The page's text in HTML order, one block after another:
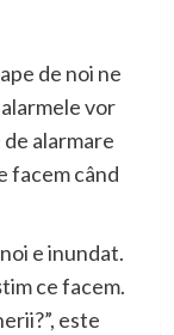
de noi ne
vor
alarmare
facem când
e inundat.
ce facem.
este